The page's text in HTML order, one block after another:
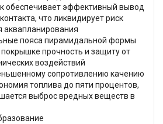
обеспечивает эффективный вывод
что ликвидирует риск
аквапланирования
пояса пирамидальной формы
прочность и защиту от
воздействий
сопротивлению качению
топлива до пяти процентов,
выброс вредных веществ в